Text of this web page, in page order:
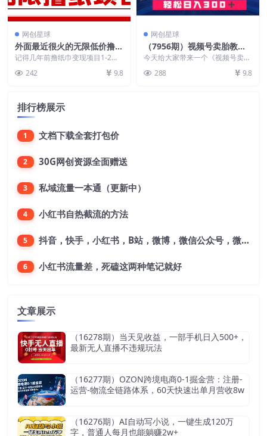
网创星球
外面最近很火的无限低价撸纸
巾项目，轻松一天几百+【撸
记得几年前撸纸巾变现项目1-2元
开始火了，不过这次...
242 9.8
网创星球
（7956期）视频号卖胎教音
乐，作品制作简单，一单4
今天给大家带来一个《视频号卖胎
轻松日入300＋》...
288 9.8
排行榜展示
1 文档下载全套打包价
2 30G网创资源全面赠送
3 私域流量一本通（更新中）
4 小红书自热截流的方法
5 抖音，快手，小红书，B站，微博，微信公众号，微信视频号。每一个平台，都是不一样的机会，对应不一样的赚钱思路
6 小红书流量差，死磕这两种笔记就好
文章展示
（16278期）当天见收益，一部手机日入500+，
最新无人直播不违规玩法
（16277期）OZON跨境电商0-1掘金营：注册-
运营-物流全链路体系，60天快速出单月营收8w
（16276期）AI自动写小说，一键生成120万
字，普通人每月也能躺赚2w+